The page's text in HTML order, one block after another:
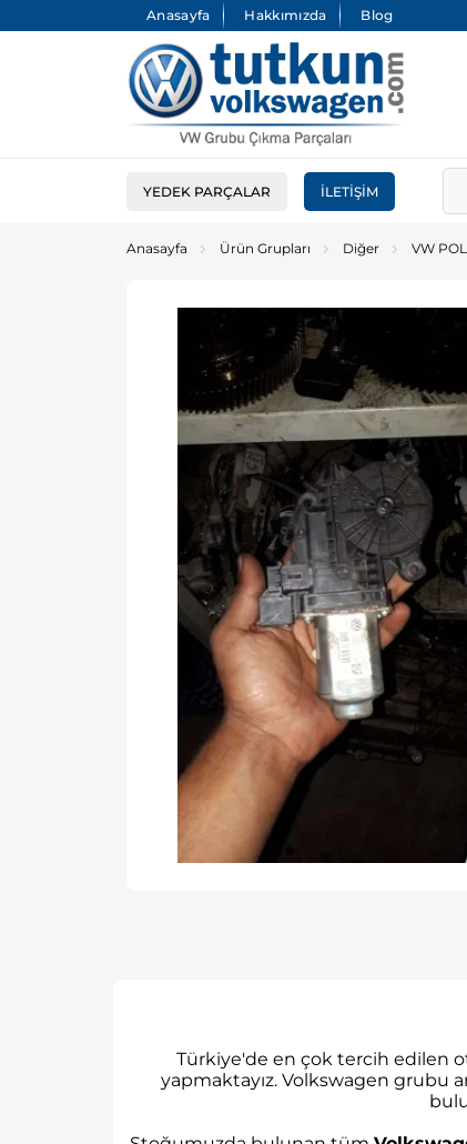
Anasayfa Hakkımızda Blog
YEDEK PARÇALAR İLETIŞIM
Anasayfa Ürün Grupları Diğer VW
Türkiye'de en çok tercih edilen
yapmaktayız. Volkswagen grubu